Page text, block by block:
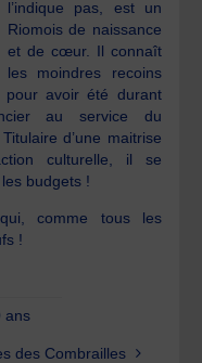
l’indique pas, est un
Riomois de naissance
et de cœur. Il connaît
les moindres recoins
pour avoir été durant
au service du
d’une maitrise
culturelle, il se
budgets !
comme tous les
!
ans
des Combrailles